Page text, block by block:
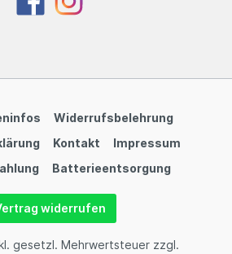
Widerrufsbelehrung
Kontakt
Impressum
Batterieentsorgung
widerrufen
gesetzl. Mehrwertsteuer zzgl.